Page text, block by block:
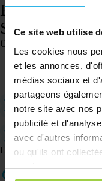
Ce site web utilise
Les cookies nous
et les annonces,
médias sociaux et
partageons
notre site avec nos
publicité et
avec d'autres
ou qu'ils ont
services.
Bande de
Spotter
€
En stock
Ajouter au panier
Convient aux petits
Fixez facilement
fixation.
Fabriquée en
Ouverture pour collier
Livraison et retours